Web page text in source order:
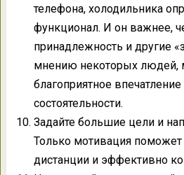
телефона, холодильника
функционал. И он важнее,
принадлежность и другие
мнению некоторых людей,
благоприятное впечатление
состоятельности.
Задайте большие цели и
Только мотивация поможет
дистанции и эффективно